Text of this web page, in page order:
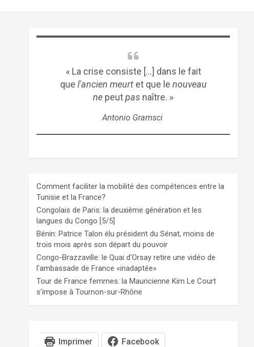
« La crise consiste [...] dans le fait
que l'ancien meurtet que le nouveau
ne peutpas naître. »
Antonio Gramsci
Comment faciliter la mobilité des compétences entre la
Tunisie et la France?
Congolais de Paris: la deuxième génération et les
langues du Congo [5/5]
Bénin: Patrice Talon élu président du Sénat, moins de
trois mois après son départ du pouvoir
Congo-Brazzaville: le Quai d'Orsay retire une vidéo de
l'ambassade de France «inadaptée»
Tour de France femmes: la Mauricienne Kim Le Court
s’impose à Tournon-sur-Rhône
Imprimer Facebook